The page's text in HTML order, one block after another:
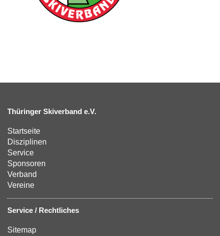
Thüringer Skiverband e.V.
Startseite
Disziplinen
Service
Sponsoren
Verband
Vereine
Service / Rechtliches
Sitemap